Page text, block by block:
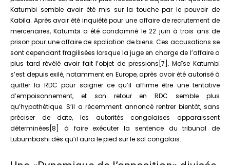
Katumbi semble avoir été mis sur la touche par le pouvoir de
Kabila. Après avoir été inquiété pour une affaire de recrutement de
mercenaires, Katumbi a été condamné le 22 juin à trois ans de
prison pour une affaire de spoliation de biens. Ces accusations se
sont cependant fragilisées lorsque la juge en charge de l’affaire a
plus tard révélé avoir fait l’objet de pressions[7]. Moïse Katumbi
s’est depuis exilé, notamment en Europe, après avoir été autorisé à
quitter la RDC pour soigner ce qu’il affirme être une tentative
d’empoisonnement, et son retour en RDC semble plus
qu’hypothétique. S’il a récemment annoncé rentrer bientôt, sans
préciser de date, les autorités congolaises apparaissent
déterminées[8] à faire exécuter la sentence du tribunal de
Lubumbashi dès qu’il aura le pied sur le sol congolais.